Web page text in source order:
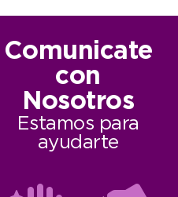
Comunicate
con
Nosotros
Estamos para
ayudarte